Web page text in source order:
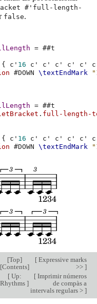
#'full-length-
false.
= ##t
{ c' 16 c' c' c' c' c'
#DOWN \textEndMark
= ##t
. full-length-
{ c' 16 c' c' c' c' c'
#DOWN \textEndMark
[Top]
[Contents]
[Expressive marks
>> ]
[Up:
Rhythms]
[Imprimir números
de compàs a
intervals regulars > ]